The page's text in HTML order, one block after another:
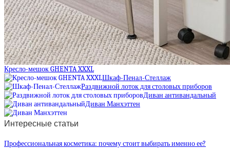
Кресло-мешок GHENTA XXXL
Шкаф-Пенал-Стеллаж
Раздвижной лоток для столовых приборов
Диван антивандальный
Диван Манхэттен
Интересные статьи
Профессиональная косметика: почему стоит выбирать именно ее?